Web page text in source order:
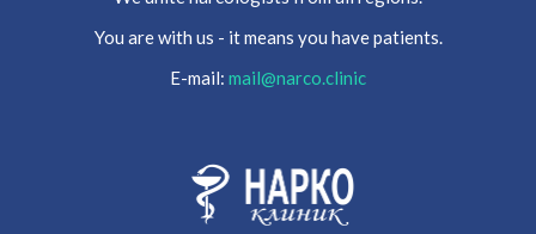
You are with us - it means you have patients.
E-mail: mail@narco.clinic